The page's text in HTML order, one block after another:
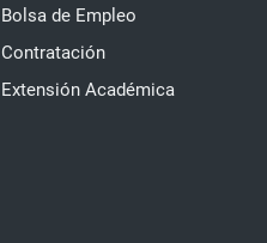
Bolsa de Empleo
Contratación
Extensión Académica